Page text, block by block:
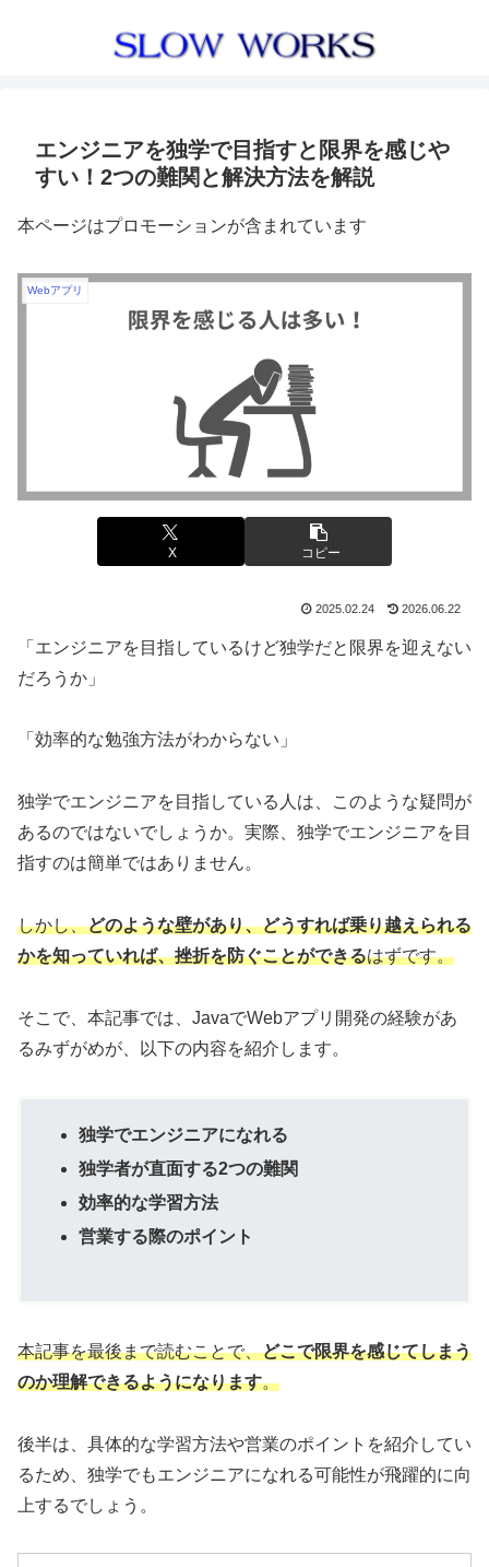
エンジニアを独学で目指すと限界を感じや
すい！2つの難関と解決方法を解説
本ページはプロモーションが含まれています
Webアプリ
X コピー
2025.02.24 2026.06.22
「エンジニアを目指しているけど独学だと限界を迎えない
だろうか」
「効率的な勉強方法がわからない」
独学でエンジニアを目指している人は、このような疑問が
あるのではないでしょうか。実際、独学でエンジニアを目
指すのは簡単ではありません。
しかし、どのような壁があり、どうすれば乗り越えられる
かを知っていれば、挫折を防ぐことができるはずです。
そこで、本記事では、JavaでWebアプリ開発の経験があ
るみずがめが、以下の内容を紹介します。
独学でエンジニアになれる
独学者が直面する2つの難関
効率的な学習方法
営業する際のポイント
本記事を最後まで読むことで、どこで限界を感じてしまう
のか理解できるようになります。
後半は、具体的な学習方法や営業のポイントを紹介してい
るため、独学でもエンジニアになれる可能性が飛躍的に向
上するでしょう。